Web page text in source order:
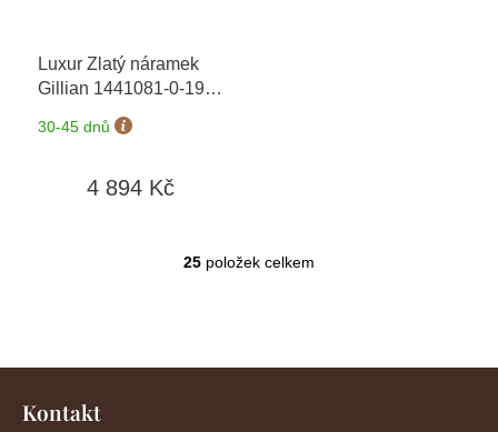
Luxur Zlatý náramek
Gillian 1441081-0-19-0
+ možnost výměny do
90 dní
30-45 dnů
4 894 Kč
O
a
25 položek celkem
Kontakt